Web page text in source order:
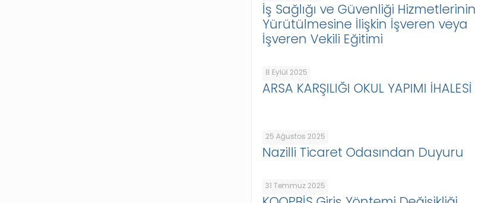
İş Sağlığı ve Güvenliği Hizmetlerinin
Yürütülmesine İlişkin İşveren veya
İşveren Vekili Eğitimi
8 Eylül 2025
ARSA KARŞILIĞI OKUL YAPIMI İHALESİ
25 Ağustos 2025
Nazilli Ticaret Odasından Duyuru
31 Temmuz 2025